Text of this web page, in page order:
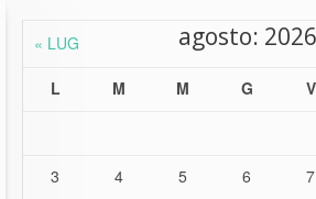
« LUG agosto: 2026
L M M G V
3
4 5 6 7